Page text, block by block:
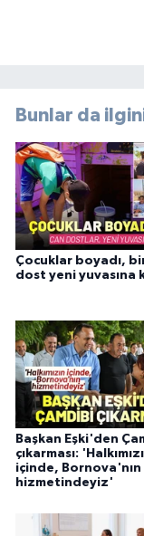
Bunlar da
Çocuklar boyadı,
dost yeni yuvasına
Başkan Eşki'den
çıkarması:
içinde, Bornova'nın
hizmetindeyiz'